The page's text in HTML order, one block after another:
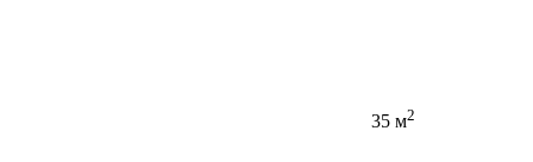
35 м2